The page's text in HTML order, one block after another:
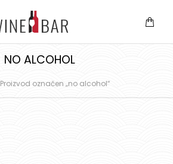
NO ALCOHOL
Proizvod označen „no alcohol“